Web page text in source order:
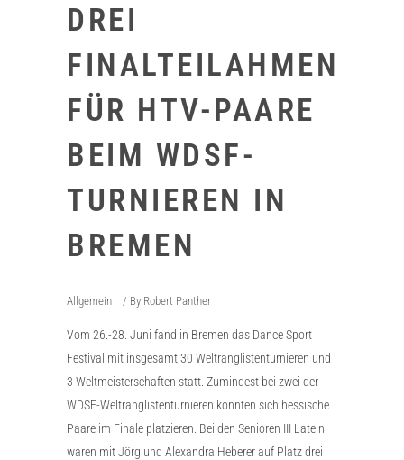
DREI
FINALTEILAHMEN
FÜR HTV-PAARE
BEIM WDSF-
TURNIEREN IN
BREMEN
Allgemein By Robert Panther
Vom 26.-28. Juni fand in Bremen das Dance Sport
Festival mit insgesamt 30 Weltranglistenturnieren und
3 Weltmeisterschaften statt. Zumindest bei zwei der
WDSF-Weltranglistenturnieren konnten sich hessische
Paare im Finale platzieren. Bei den Senioren III Latein
waren mit Jörg und Alexandra Heberer auf Platz drei